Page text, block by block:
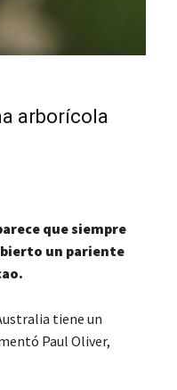
arborícola
que siempre
un pariente
tiene un
Paul Oliver,